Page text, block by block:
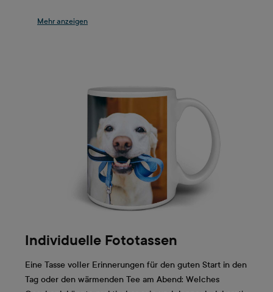
selbst gestalten kannst. Ob du einem guten
einem coolen T-Shirt mit deinem Bild, einer Tasse
für den morgendlichen Kaffee, einer Hülle für ihr
neues Smartphone oder einer kuscheligen Decke!
Persönlich schenken und jemandem zeigen, dass
man sich dabei Gedanken gemacht hat kann
kinderleicht sein. Die Auswahl an individuellen
Geschenken, die deine Fotos ins Rampenlicht
stellen, ist bei ifolor gross.
Individuelle Fototassen
Eine Tasse voller Erinnerungen für den guten Start in den
Tag oder den wärmenden Tee am Abend: Welches